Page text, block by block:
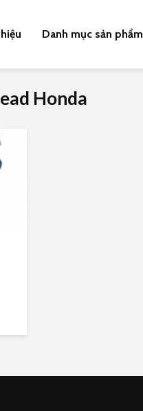
Danh mục sản phẩm
Honda